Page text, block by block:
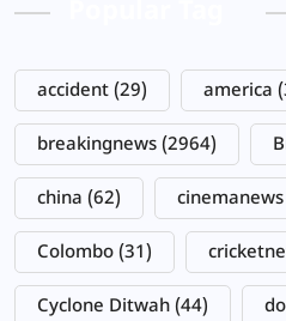
accident (29) america
breakingnews (2964)
china (62) cinemanews
Colombo (31)
Cyclone Ditwah (44)